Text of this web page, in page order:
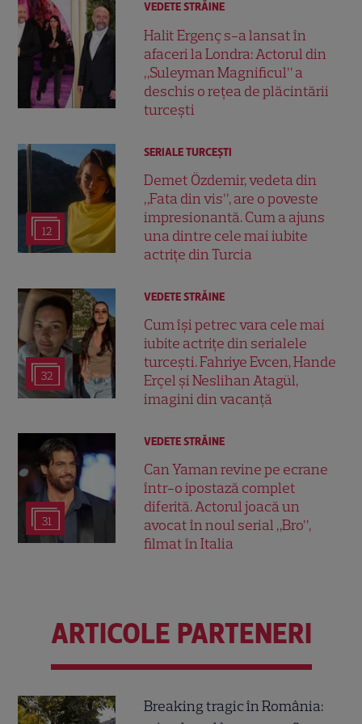
VEDETE STRĂINE
Halit Ergenç s-a lansat în
afaceri la Londra: Actorul din
„Suleyman Magnificul” a
deschis o rețea de plăcintării
turcești
12
SERIALE TURCEŞTI
Demet Özdemir, vedeta din
„Fata din vis”, are o poveste
impresionantă. Cum a ajuns
una dintre cele mai iubite
actrițe din Turcia
32
VEDETE STRĂINE
Cum își petrec vara cele mai
iubite actrițe din serialele
turcești. Fahriye Evcen, Hande
Erçel și Neslihan Atagül,
imagini din vacanță
31
VEDETE STRĂINE
Can Yaman revine pe ecrane
într-o ipostază complet
diferită. Actorul joacă un
avocat în noul serial „Bro”,
filmat în Italia
ARTICOLE PARTENERI
Breaking tragic în România: